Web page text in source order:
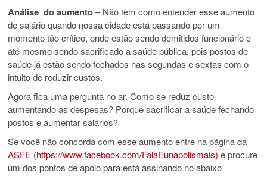
Análise do aumento– Não tem como entender esse aumento
de salário quando nossa cidade está passando por um
momento tão crítico, onde estão sendo demitidos funcionário e
até mesmo sendo sacrificado a saúde pública, pois postos de
saúde já estão sendo fechados nas segundas e sextas com o
intuito de reduzir custos.
Agora fica uma pergunta no ar. Como se reduz custo
aumentando as despesas? Porque sacrificar a saúde fechando
postos e aumentar salários?
Se você não concorda com esse aumento entre na página da
ASFE (https://www.facebook.com/FalaEunapolismais) e procure
um dos pontos de apoio para está assinando no abaixo